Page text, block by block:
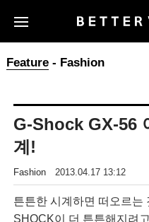
Feature- Fashion
G-Shock GX-56
계!
Fashion 2013.04.17 13:12
튼튼한 시계하면 떠오르는
SHOCK이 더 튼튼해지려